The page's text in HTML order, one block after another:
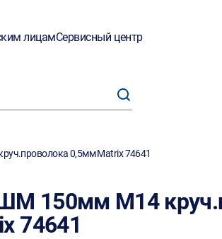
лицамСервисный центр
0,5мм Matrix 74641
150мм M14
74641